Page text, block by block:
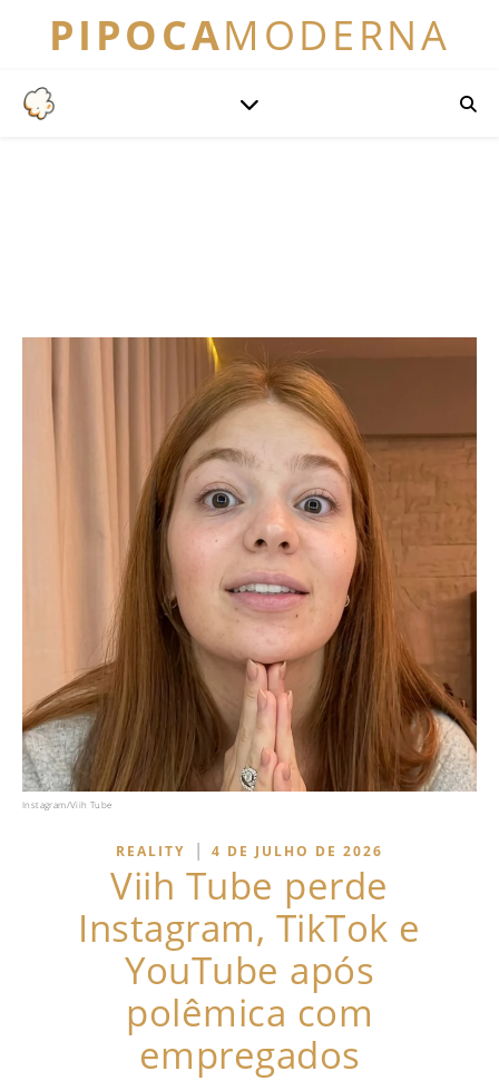
PIPOCAMODERNA
Instagram/Viih Tube
REALITY | 4 DE JULHO DE 2026
Viih Tube perde
Instagram, TikTok e
YouTube após
polêmica com
empregados